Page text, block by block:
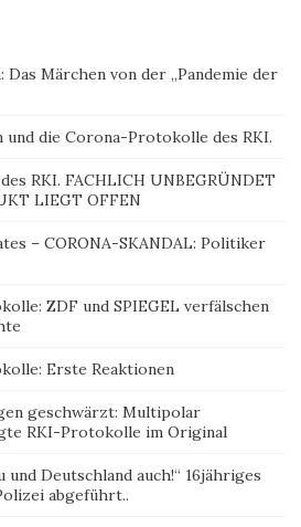
Märchen von der „Pandemie der
die Corona-Protokolle des RKI.
RKI. FACHLICH UNBEGRÜNDET
LIEGT OFFEN
– CORONA-SKANDAL: Politiker
ZDF und SPIEGEL verfälschen
Erste Reaktionen
geschwärzt: Multipolar
RKI-Protokolle im Original
und Deutschland auch!“ 16jähriges
abgeführt..